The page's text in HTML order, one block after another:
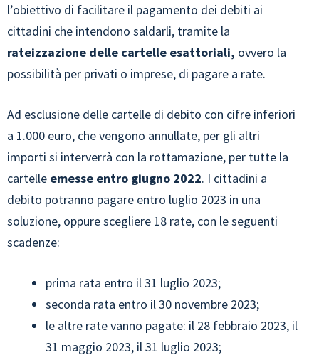
l’obiettivo di facilitare il pagamento dei debiti ai
cittadini che intendono saldarli, tramite la
rateizzazione delle cartelle esattoriali, ovvero la
possibilità per privati o imprese, di pagare a rate.
Ad esclusione delle cartelle di debito con cifre inferiori
a 1.000 euro, che vengono annullate, per gli altri
importi si interverrà con la rottamazione, per tutte la
cartelle emesse entro giugno 2022. I cittadini a
debito potranno pagare entro luglio 2023 in una
soluzione, oppure scegliere 18 rate, con le seguenti
scadenze:
prima rata entro il 31 luglio 2023;
seconda rata entro il 30 novembre 2023;
le altre rate vanno pagate: il 28 febbraio 2023, il
31 maggio 2023, il 31 luglio 2023;